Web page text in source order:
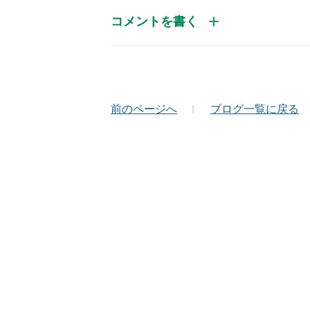
コメントを書く
前のページへ ブログ一覧に戻る